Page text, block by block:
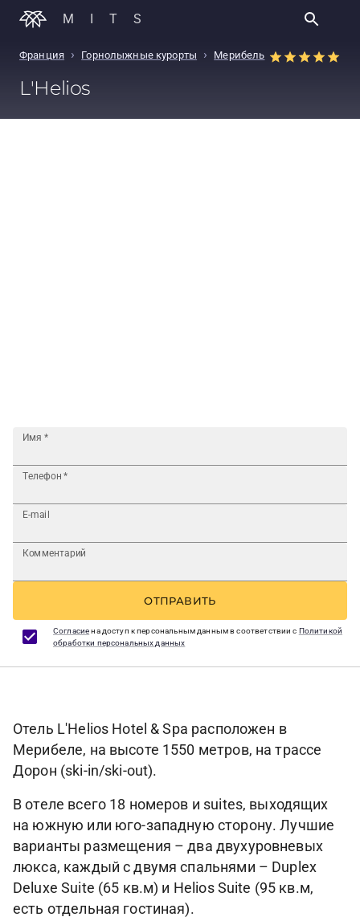
MITS
Франция › Горнолыжные курорты › Мерибель
L'Helios
Имя *
Телефон *
E-mail
Комментарий
ОТПРАВИТЬ
Согласиена доступ к персональным данным в соответствии с Политикой
обработки персональных данных
Отель L'Helios Hotel & Spa расположен в
Мерибеле, на высоте 1550 метров, на трассе
Дорон (ski-in/ski-out).
В отеле всего 18 номеров и suites, выходящих
на южную или юго-западную сторону. Лучшие
варианты размещения – два двухуровневых
люкса, каждый с двумя спальнями – Duplex
Deluxe Suite (65 кв.м) и Helios Suite (95 кв.м,
есть отдельная гостиная).